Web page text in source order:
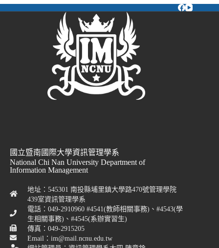
國立暨南國際大學資訊管理學系
National Chi Nan University Department of
Information Management
地址：545301 南投縣埔里鎮大學路470號管理學院
439室資訊管理學系
電話：049-2910960 #4541(教師相關事務)、#4543(學
生相關事務)、#4545(系辦實習生)
傳真：049-2915205
Email：im@mail.ncnu.edu.tw